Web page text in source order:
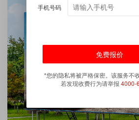
手机号码
*您的隐私将被严格保密。该服务不
若发现收费行为请举报 4000-